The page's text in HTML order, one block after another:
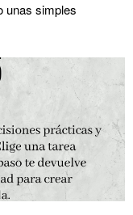
unas simples